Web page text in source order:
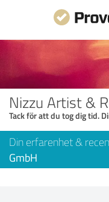
Nizzu Artist &
Tack för att du tog dig tid.
Din erfarenhet &
GmbH